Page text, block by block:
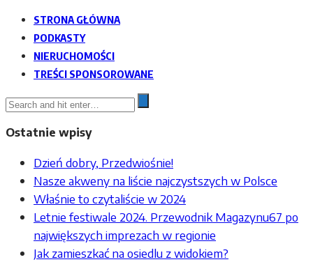
STRONA GŁÓWNA
PODKASTY
NIERUCHOMOŚCI
TREŚCI SPONSOROWANE
Ostatnie wpisy
Dzień dobry, Przedwiośnie!
Nasze akweny na liście najczystszych w Polsce
Właśnie to czytaliście w 2024
Letnie festiwale 2024. Przewodnik Magazynu67 po
największych imprezach w regionie
Jak zamieszkać na osiedlu z widokiem?